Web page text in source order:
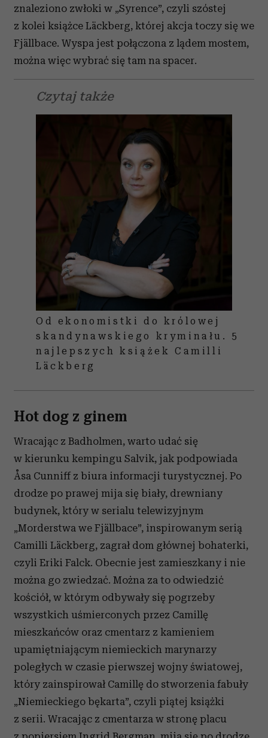
Partnerzy mogą połączyć te informacje z innymi danymi
otrzymanymi od Ciebie lub uzyskanymi podczas
korzystania z ich usług.
znaleziono zwłoki w „Syrence”, czyli szóstej
z kolei książce Läckberg, której akcja toczy się we
Fjällbace. Wyspa jest połączona z lądem mostem,
można więc wybrać się tam na spacer.
Czytaj także
Od ekonomistki do królowej
skandynawskiego kryminału. 5
najlepszych książek Camilli
Läckberg
Hot dog z ginem
Wracając z Badholmen, warto udać się
w kierunku kempingu Salvik, jak podpowiada
Åsa Cunniff z biura informacji turystycznej. Po
drodze po prawej mija się biały, drewniany
budynek, który w serialu telewizyjnym
„Morderstwa we Fjällbace”, inspirowanym serią
Camilli Läckberg, zagrał dom głównej bohaterki,
czyli Eriki Falck. Obecnie jest zamieszkany i nie
można go zwiedzać. Można za to odwiedzić
kościół, w którym odbywały się pogrzeby
wszystkich uśmierconych przez Camillę
mieszkańców oraz cmentarz z kamieniem
upamiętniającym niemieckich marynarzy
poległych w czasie pierwszej wojny światowej,
który zainspirował Camillę do stworzenia fabuły
„Niemieckiego bękarta”, czyli piątej książki
z serii. Wracając z cmentarza w stronę placu